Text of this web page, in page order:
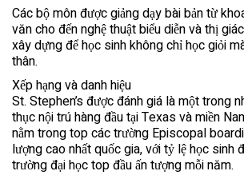
Các bộ môn được giảng dạy bài bản từ
văn cho đến nghệ thuật biểu diễn và thị
xây dựng để học sinh không chỉ học giỏi
thân.
Xếp hạng và danh hiệu
St. Stephen’s được đánh giá là một trong
thục nội trú hàng đầu tại Texas và miền
nằm trong top các trường Episcopal
lượng cao nhất quốc gia, với tỷ lệ học sinh
trường đại học top đầu ấn tượng mỗi năm.